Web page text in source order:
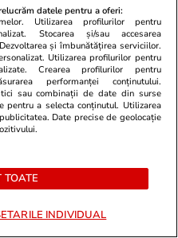
în
era
în
datele pentru a oferi:
Utilizarea profilurilor pentru
Stocarea și/sau accesarea
și îmbunătățirea serviciilor.
Utilizarea profilurilor pentru
Crearea profilurilor pentru
performanței conținutului.
sau combinații de date din surse
a selecta conținutul. Utilizarea
Date precise de geolocație
TOATE
INDIVIDUAL